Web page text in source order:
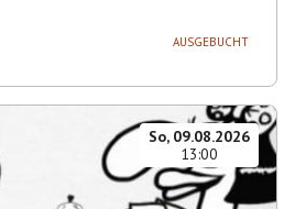
AUSGEBUCHT
So, 09.08.2026
13:00